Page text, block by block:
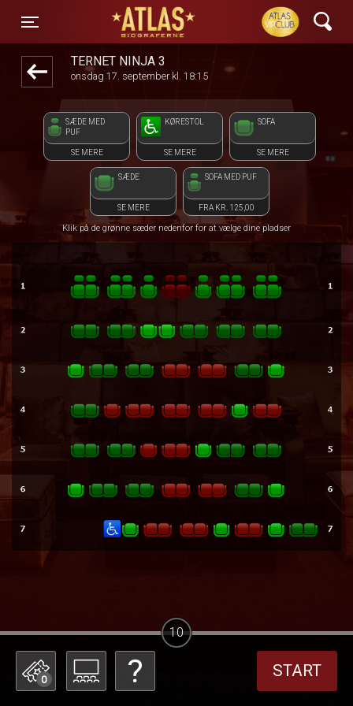
Toggle navigation
ATLAS Biograferne
TERNET NINJA 3
onsdag 17. september kl. 18:15
SÆDE MED
PUF
SE MERE
KØRESTOL
SE MERE
SOFA
SE MERE
SÆDE
SE MERE
SOFA MED PUF
FRA KR. 125,00
Klik på de grønne sæder nedenfor for at vælge dine pladser
0 START
10
front05-temp 065909